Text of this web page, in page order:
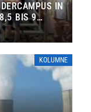
IN
8,5 BIS 9
KOLUMNE